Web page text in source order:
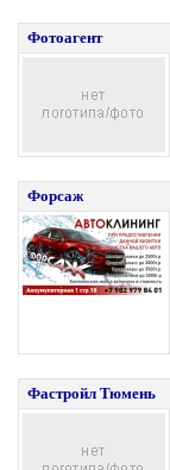
Фотоагент
Форсаж
Фастройл Тюмень